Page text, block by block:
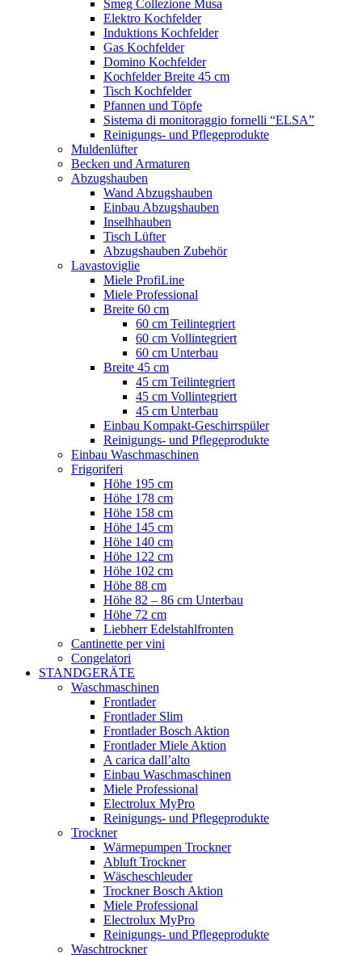
Smeg Collezione Musa
Elektro Kochfelder
Induktions Kochfelder
Gas Kochfelder
Domino Kochfelder
Kochfelder Breite 45 cm
Tisch Kochfelder
Pfannen und Töpfe
Sistema di monitoraggio fornelli “ELSA”
Reinigungs- und Pflegeprodukte
Muldenlüfter
Becken und Armaturen
Abzugshauben
Wand Abzugshauben
Einbau Abzugshauben
Inselhhauben
Tisch Lüfter
Abzugshauben Zubehör
Lavastoviglie
Miele ProfiLine
Miele Professional
Breite 60 cm
60 cm Teilintegriert
60 cm Vollintegriert
60 cm Unterbau
Breite 45 cm
45 cm Teilintegriert
45 cm Vollintegriert
45 cm Unterbau
Einbau Kompakt-Geschirrspüler
Reinigungs- und Pflegeprodukte
Einbau Waschmaschinen
Frigoriferi
Höhe 195 cm
Höhe 178 cm
Höhe 158 cm
Höhe 145 cm
Höhe 140 cm
Höhe 122 cm
Höhe 102 cm
Höhe 88 cm
Höhe 82 – 86 cm Unterbau
Höhe 72 cm
Liebherr Edelstahlfronten
Cantinette per vini
Congelatori
STANDGERÄTE
Waschmaschinen
Frontlader
Frontlader Slim
Frontlader Bosch Aktion
Frontlader Miele Aktion
A carica dall’alto
Einbau Waschmaschinen
Miele Professional
Electrolux MyPro
Reinigungs- und Pflegeprodukte
Trockner
Wärmepumpen Trockner
Abluft Trockner
Wäscheschleuder
Trockner Bosch Aktion
Miele Professional
Electrolux MyPro
Reinigungs- und Pflegeprodukte
Waschtrockner